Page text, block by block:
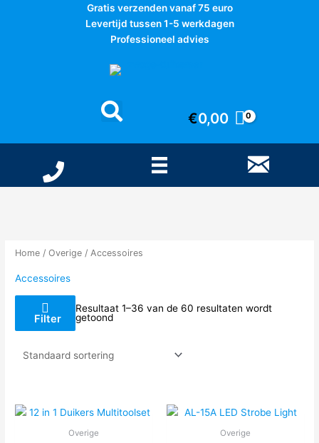
Gratis verzenden vanaf 75 euro
Levertijd tussen 1-5 werkdagen
Professioneel advies
€0,00
Home /Overige / Accessoires
Accessoires
Filter
Resultaat 1–36 van de 60 resultaten wordt
getoond
Overige Overige